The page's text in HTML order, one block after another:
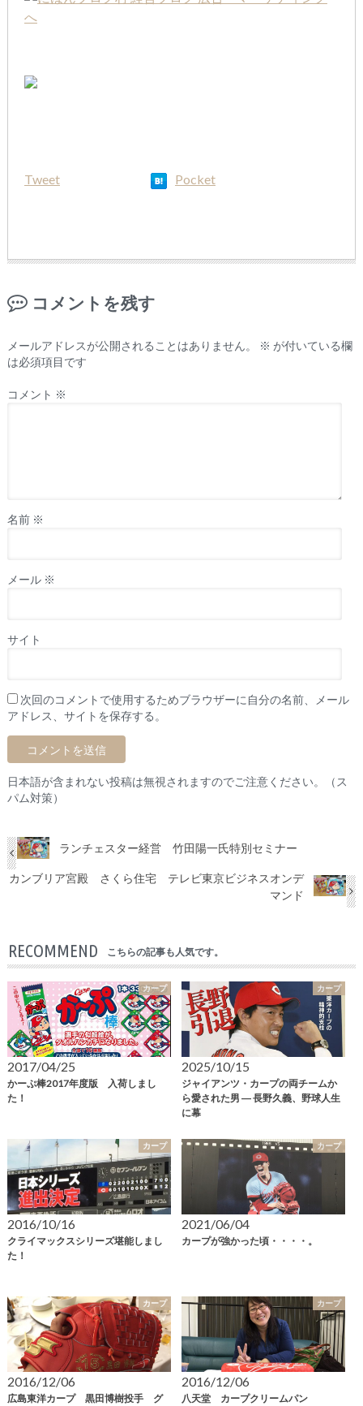
Tweet Pocket
コメントを残す
メールアドレスが公開されることはありません。 ※ が付いている欄
は必須項目です
コメント ※
名前 ※
メール ※
サイト
次回のコメントで使用するためブラウザーに自分の名前、メール
アドレス、サイトを保存する。
日本語が含まれない投稿は無視されますのでご注意ください。（ス
パム対策）
ランチェスター経営 竹田陽一氏特別セミナー
カンブリア宮殿 さくら住宅 テレビ東京ビジネスオンデ
マンド
RECOMMEND こちらの記事も人気です。
カープ
2017/04/25
かーぷ棒2017年度版 入荷しまし
た！
カープ
2025/10/15
ジャイアンツ・カープの両チームか
ら愛された男 ― 長野久義、野球人生
に幕
カープ
2016/10/16
クライマックスシリーズ堪能しまし
た！
カープ
2021/06/04
カープが強かった頃・・・・。
カープ
2016/12/06
広島東洋カープ 黒田博樹投手 グ
カープ
2016/12/06
八天堂 カープクリームパン